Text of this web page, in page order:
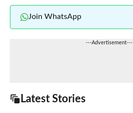
Join WhatsApp
---Advertisement---
Latest Stories